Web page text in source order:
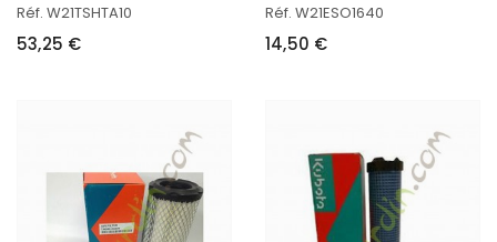
Réf. W21TSHTA10
53,25 €
Réf. W21ESO1640
14,50 €